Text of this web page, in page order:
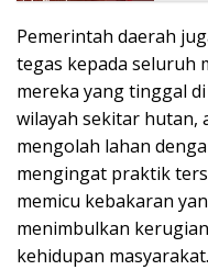
Pemerintah daerah
tegas kepada seluruh
mereka yang tinggal
wilayah sekitar hutan,
mengolah lahan
mengingat praktik
memicu kebakaran
menimbulkan
kehidupan masyarakat.